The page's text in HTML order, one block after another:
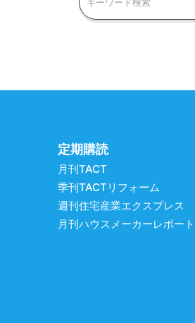
定期購読
月刊TACT
季刊TACTリフォーム
週刊住宅産業エクスプレス
月刊ハウスメーカーレポート